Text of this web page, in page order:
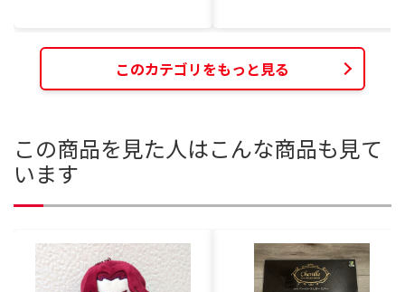
このカテゴリをもっと見る
この商品を見た人はこんな商品も見て
います